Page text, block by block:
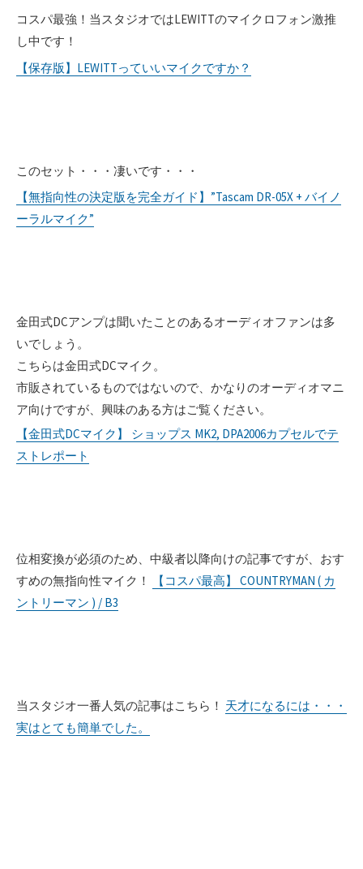
コスパ最強！当スタジオではLEWITTのマイクロフォン激推
し中です！
【保存版】LEWITTっていいマイクですか？
このセット・・・凄いです・・・
【無指向性の決定版を完全ガイド】”Tascam DR-05X + バイノ
ーラルマイク”
金田式DCアンプは聞いたことのあるオーディオファンは多
いでしょう。
こちらは金田式DCマイク。
市販されているものではないので、かなりのオーディオマニ
ア向けですが、興味のある方はご覧ください。
【金田式DCマイク】 ショップス MK2, DPA2006カプセルでテ
ストレポート
位相変換が必須のため、中級者以降向けの記事ですが、おす
すめの無指向性マイク！
【コスパ最高】 COUNTRYMAN ( カ
ントリーマン ) / B3
当スタジオ一番人気の記事はこちら！ 天才になるには・・・
実はとても簡単でした。